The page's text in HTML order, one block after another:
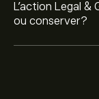
L’action Legal
ou conserver?